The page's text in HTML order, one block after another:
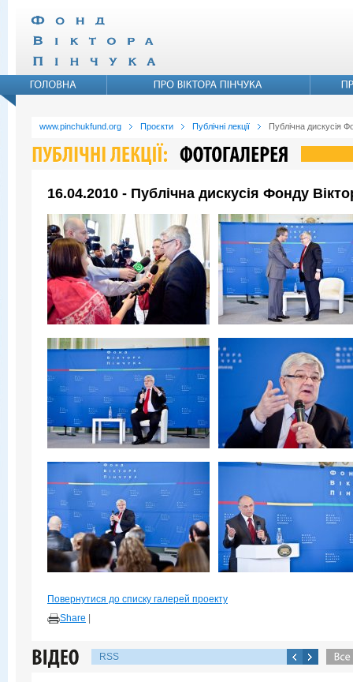
www.pinchukfund.org Проєкти Публічні лекції Публічна дискусія
16.04.2010 - Публічна дискусія Фонду
Повернутися до списку галерей проекту
Share
RSS